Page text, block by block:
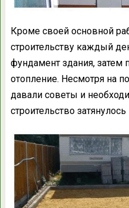
Кроме своей основной
строительству каждый
фундамент здания, затем
отопление. Несмотря на
давали советы и
строительство